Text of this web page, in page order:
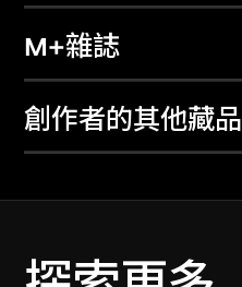
M+雜誌
創作者的其他藏品